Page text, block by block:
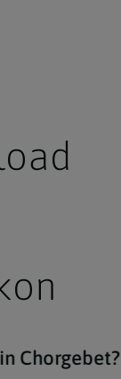
Chorgebet?